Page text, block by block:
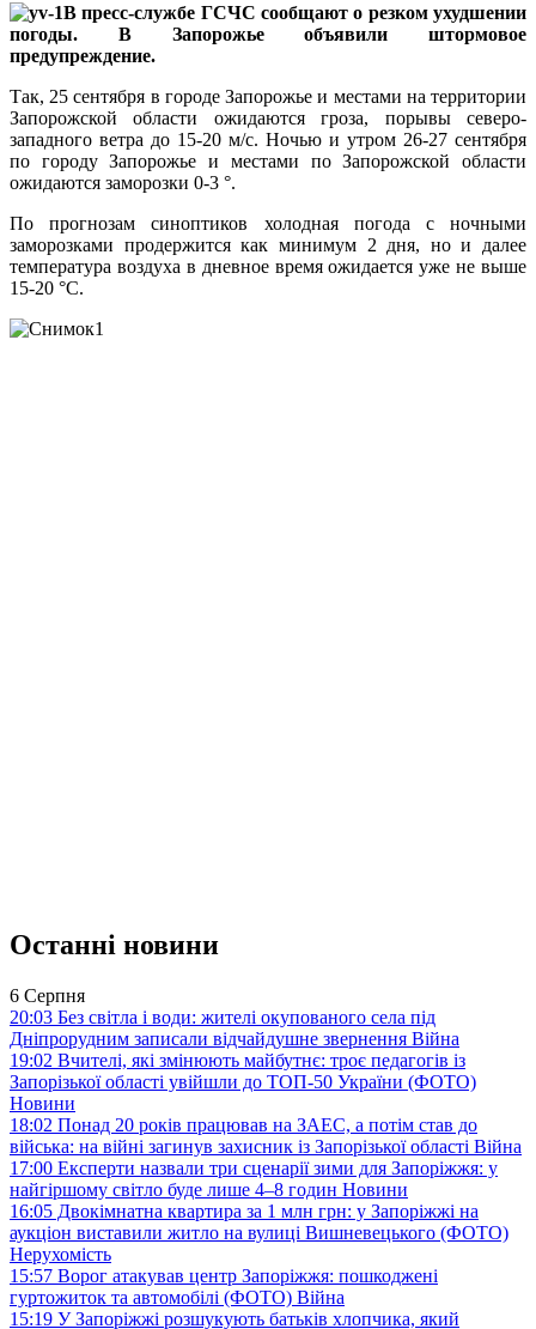
В пресс-службе ГСЧС сообщают о резком ухудшении
погоды. В Запорожье объявили штормовое
предупреждение.
Так, 25 сентября в городе Запорожье и местами на территории
Запорожской области ожидаются гроза, порывы северо-
западного ветра до 15-20 м/с. Ночью и утром 26-27 сентября
по городу Запорожье и местами по Запорожской области
ожидаются заморозки 0-3 °.
По прогнозам синоптиков холодная погода с ночными
заморозками продержится как минимум 2 дня, но и далее
температура воздуха в дневное время ожидается уже не выше
15-20 °С.
Останні новини
6 Серпня
20:03 Без світла і води: жителі окупованого села під
Дніпрорудним записали відчайдушне звернення Війна
19:02 Вчителі, які змінюють майбутнє: троє педагогів із
Запорізької області увійшли до ТОП-50 України (ФОТО)
Новини
18:02 Понад 20 років працював на ЗАЕС, а потім став до
війська: на війні загинув захисник із Запорізької області Війна
17:00 Експерти назвали три сценарії зими для Запоріжжя: у
найгіршому світло буде лише 4–8 годин Новини
16:05 Двокімнатна квартира за 1 млн грн: у Запоріжжі на
аукціон виставили житло на вулиці Вишневецького (ФОТО)
Нерухомість
15:57 Ворог атакував центр Запоріжжя: пошкоджені
гуртожиток та автомобілі (ФОТО) Війна
15:19 У Запоріжжі розшукують батьків хлопчика, який